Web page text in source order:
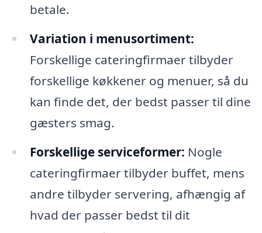
betale.
Variation i menusortiment:
Forskellige cateringfirmaer tilbyder
forskellige køkkener og menuer, så du
kan finde det, der bedst passer til dine
gæsters smag.
Forskellige serviceformer: Nogle
cateringfirmaer tilbyder buffet, mens
andre tilbyder servering, afhængig af
hvad der passer bedst til dit